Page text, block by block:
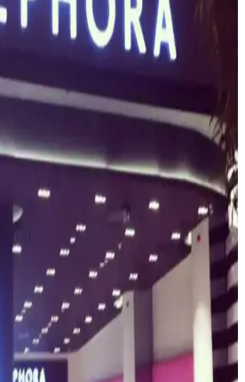
Makyaj Bilgisi ve Müşteri
İnceleme
eğitimle sınırlı kalması ve asgari ücretle
olumsuz etkiliyor. Zeytin tonlu ciltler
bilgi eksikliği öne çıkıyor.
Friday İndirimi ve ND
Özel Fiyat Avantajları
ND Rewards üyelerine özel
Biba paleti gibi ürünler 89 dolara
gönderim kısıtlamaları bulunuyor.
Yok: 2025'te Güvenli
5 Sırrı
ama 2025'in en güvenli dijital ödeme
Hemen detayları öğrenin!